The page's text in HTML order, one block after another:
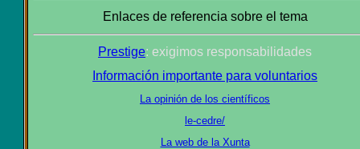
Enlaces de referencia sobre el tema
Prestige: exigimos responsabilidades
Información importante para voluntarios
La opinión de los científicos
le-cedre/
La web de la Xunta